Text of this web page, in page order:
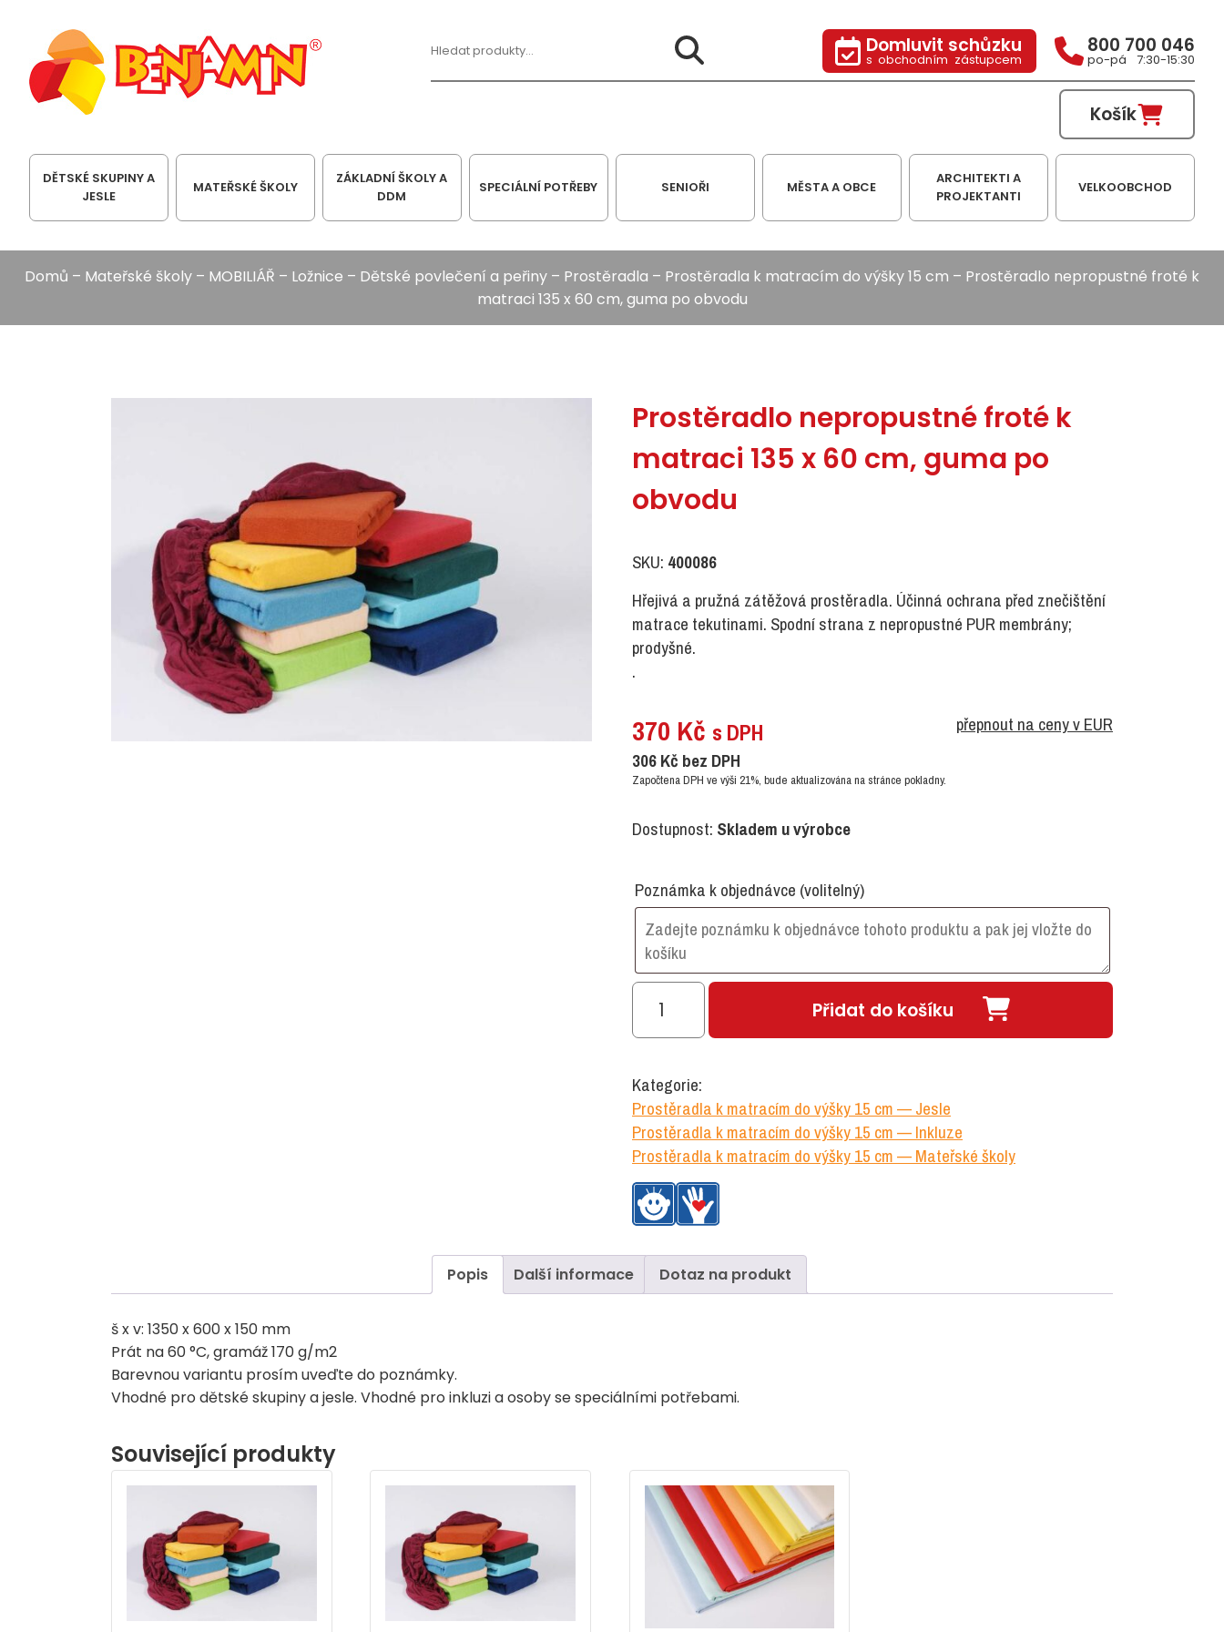
Domluvit schůzku
s obchodním zástupcem
800 700 046
po-pá 7:30-15:30
Hledat:
Košík
DĚTSKÉ SKUPINY A
JESLE
MATEŘSKÉ ŠKOLY
ZÁKLADNÍ ŠKOLY A
DDM
SPECIÁLNÍ POTŘEBY SENIOŘI MĚSTA A OBCE
ARCHITEKTI A
PROJEKTANTI
VELKOOBCHOD
Domů – Mateřské školy – MOBILIÁŘ – Ložnice – Dětské povlečení a peřiny – Prostěradla – Prostěradla k matracím do výšky 15 cm – Prostěradlo nepropustné froté k
matraci 135 x 60 cm, guma po obvodu
Prostěradlo nepropustné froté k
matraci 135 x 60 cm, guma po
obvodu
SKU: 400086
Hřejivá a pružná zátěžová prostěradla. Účinná ochrana před znečištění
matrace tekutinami. Spodní strana z nepropustné PUR membrány;
prodyšné.
.
370 Kč s DPH
přepnout na ceny v EUR
306Kč bez DPH
Započtena DPH ve výši 21%, bude aktualizována na stránce pokladny.
Dostupnost: Skladem u výrobce
Poznámka k objednávce (volitelný)
Prostěradlo
nepropustné
k
matraci
135
x
60
cm,
guma
po
obvodu
Přidat do košíku
Kategorie:
Prostěradla k matracím do výšky 15 cm — Jesle
Prostěradla k matracím do výšky 15 cm — Inkluze
Prostěradla k matracím do výšky 15 cm — Mateřské školy
Popis Další informace Dotaz na produkt
š x v: 1350 x 600 x 150 mm
Prát na 60 °C, gramáž 170 g/m2
Barevnou variantu prosím uveďte do poznámky.
Vhodné pro dětské skupiny a jesle. Vhodné pro inkluzi a osoby se speciálními potřebami.
Související produkty